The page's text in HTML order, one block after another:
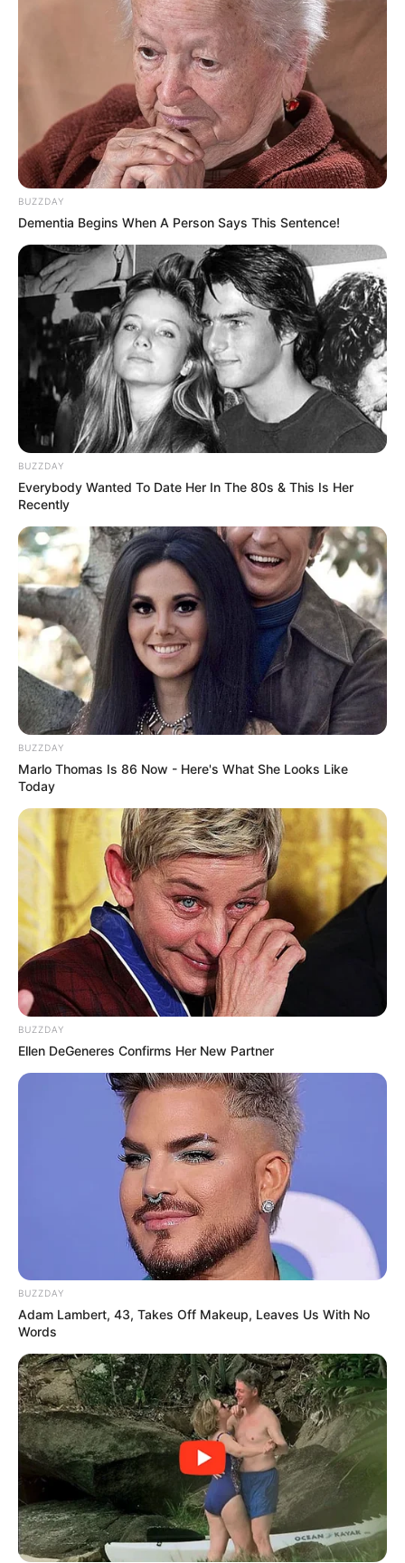
BUZZDAY
Dementia Begins When A Person Says This Sentence!
BUZZDAY
Everybody Wanted To Date Her In The 80s & This Is Her
Recently
BUZZDAY
Marlo Thomas Is 86 Now - Here's What She Looks Like
Today
BUZZDAY
Ellen DeGeneres Confirms Her New Partner
BUZZDAY
Adam Lambert, 43, Takes Off Makeup, Leaves Us With No
Words